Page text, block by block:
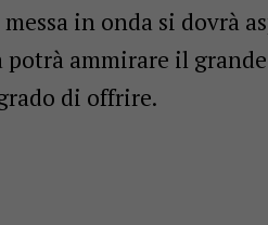
in onda si dovrà
ammirare il
di offrire.